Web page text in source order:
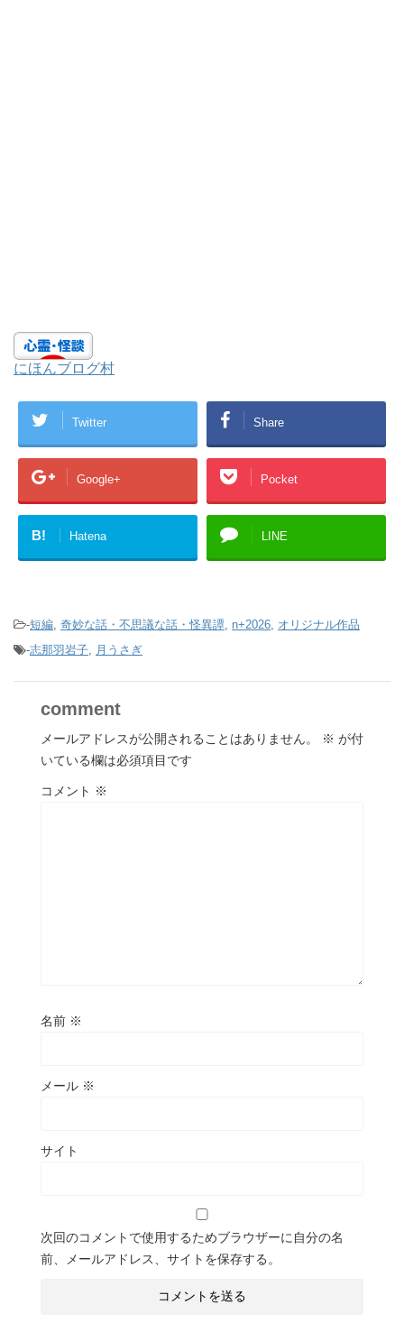
にほんブログ村
Twitter Share
Google+ Pocket
B! Hatena LINE
-短編 奇妙な話・不思議な話・怪異譚 n+2026 オリジナル作品
-志那羽岩子 月うさぎ
comment
メールアドレスが公開されることはありません。 ※ が付
いている欄は必須項目です
コメント ※
名前 ※
メール ※
サイト
次回のコメントで使用するためブラウザーに自分の名
前、メールアドレス、サイトを保存する。